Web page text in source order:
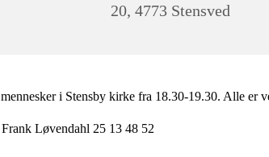
20, 4773 Stensved
i Stensby kirke fra 18.30-19.30. Alle er
Løvendahl 25 13 48 52